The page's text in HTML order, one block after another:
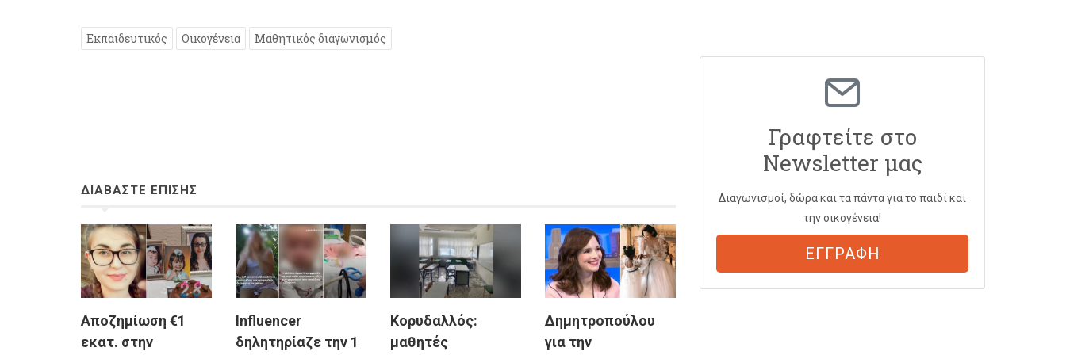
Εκπαιδευτικός Οικογένεια Μαθητικός διαγωνισμός
ΔΙΑΒΑΣΤΕ ΕΠΙΣΗΣ
Αποζημίωση €1
εκατ. στην
Influencer
δηλητηρίαζε την 1
Κορυδαλλός:
μαθητές
Δημητροπούλου
για την
Γραφτείτε στο
Newsletter μας
Διαγωνισμοί, δώρα και τα πάντα για το παιδί και
την οικογένεια!
ΕΓΓΡΑΦΗ